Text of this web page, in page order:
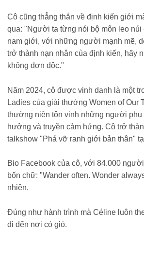
Cô cũng thẳng thắn về định kiến giới
qua: "Người ta từng nói bộ môn leo
nam giới, với những người mạnh mẽ,
trở thành nạn nhân của định kiến, hãy
không đơn độc."
Năm 2024, cô được vinh danh là một
Ladies của giải thưởng Women of Our
thường niên tôn vinh những người phụ
hưởng và truyền cảm hứng. Cô trở
talkshow "Phá vỡ ranh giới bản thân"
Bio Facebook của cô, với 84.000
bốn chữ: "Wander often. Wonder
nhiên.
Đúng như hành trình mà Céline luôn
đi đến nơi có gió.